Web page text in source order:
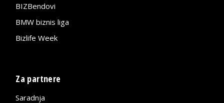
BIZBendovi
BMW biznis liga
Bizlife Week
Za partnere
Saradnja